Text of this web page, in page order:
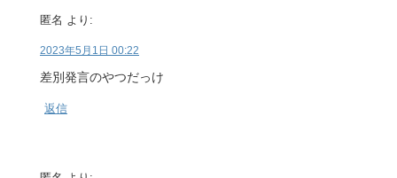
匿名 より:
2023年5月1日 00:22
差別発言のやつだっけ
返信